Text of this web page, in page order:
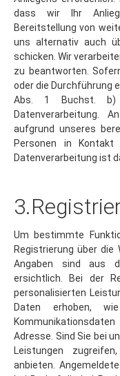
Bereitstellung von
uns alternativ auch
schicken. Wir
zu beantworten.
oder die Durchführung
Abs. 1 Buchst. b)
Datenverarbeitung.
aufgrund unseres
Personen in
Datenverarbeitung ist
Um bestimmte
Registrierung über die
Angaben sind aus
ersichtlich. Bei der
personalisierten
Daten erhoben,
Adresse. Sind Sie bei
Leistungen
anbieten.
bei Bedarf die bei